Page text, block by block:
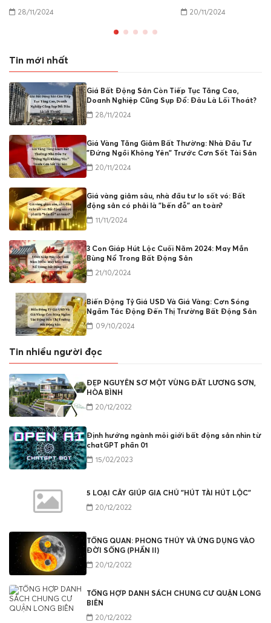
28/11/2024
20/11/2024
Tin mới nhất
Giá Bất Động Sản Còn Tiếp Tục Tăng Cao,
Doanh Nghiệp Cũng Sụp Đổ: Đâu Là Lối Thoát?
28/11/2024
Giá Vàng Tăng Giảm Bất Thường: Nhà Đầu Tư
"Đứng Ngồi Không Yên" Trước Cơn Sốt Tài Sản
20/11/2024
Giá vàng giảm sâu, nhà đầu tư lo sốt vó: Bất
động sản có phải là "bến đỗ" an toàn?
11/11/2024
3 Con Giáp Hút Lộc Cuối Năm 2024: May Mắn
Bùng Nổ Trong Bất Động Sản
21/10/2024
Biến Động Tỷ Giá USD Và Giá Vàng: Cơn Sóng
Ngầm Tác Động Đến Thị Trường Bất Động Sản
09/10/2024
Tin nhiều người đọc
ĐẸP NGUYÊN SƠ MỘT VÙNG ĐẤT LƯƠNG SƠN,
HÒA BÌNH
20/12/2022
Định hướng ngành môi giới bất động sản nhìn từ
chatGPT phần 01
15/02/2023
5 LOẠI CÂY GIÚP GIA CHỦ "HÚT TÀI HÚT LỘC"
20/12/2022
TỔNG QUAN: PHONG THỦY VÀ ỨNG DỤNG VÀO
ĐỜI SỐNG (PHẦN II)
20/12/2022
TỔNG HỢP DANH SÁCH CHUNG CƯ QUẬN LONG
BIÊN
20/12/2022